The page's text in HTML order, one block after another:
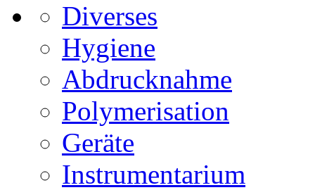
Diverses
Hygiene
Abdrucknahme
Polymerisation
Geräte
Instrumentarium